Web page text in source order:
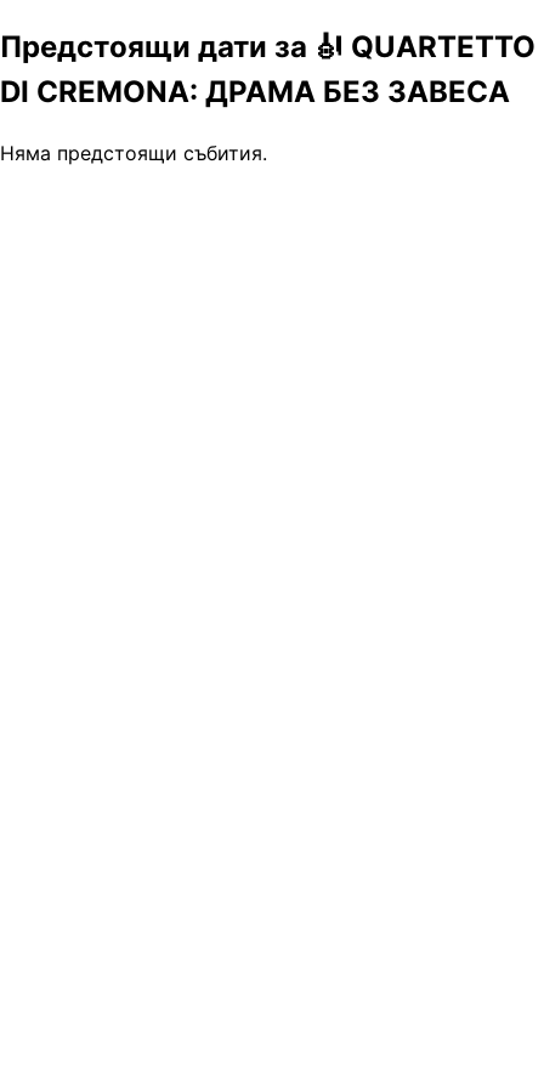
Предстоящи дати за 🎻 QUARTETTO
DI CREMONA: ДРАМА БЕЗ ЗАВЕСА
Няма предстоящи събития.